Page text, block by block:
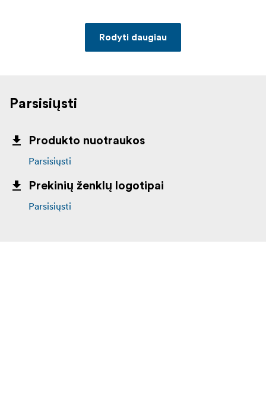
Rodyti daugiau
Parsisiųsti
Produkto nuotraukos
Parsisiųsti
Prekinių ženklų logotipai
Parsisiųsti